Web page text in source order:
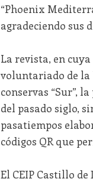
“Phoenix
agradeciendo sus
La revista, en
voluntariado de la
conservas “Sur”,
del pasado siglo,
pasatiempos
códigos QR que
El CEIP Castillo